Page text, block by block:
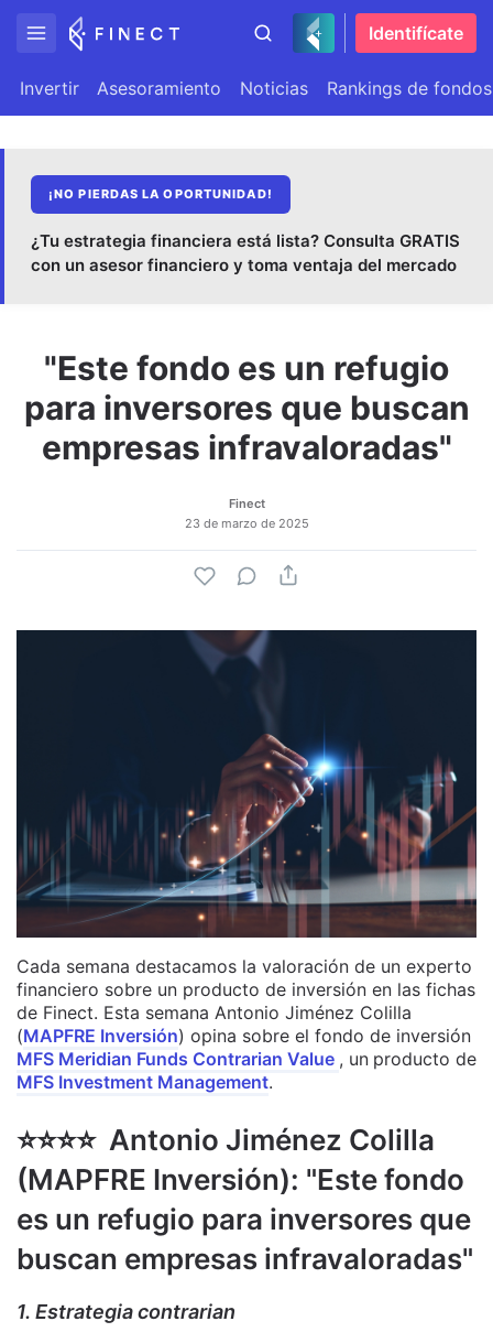
Identifícate
Invertir Asesoramiento Noticias Rankings de fondos
¡NO PIERDAS LA OPORTUNIDAD!
¿Tu estrategia financiera está lista? Consulta GRATIS
con un asesor financiero y toma ventaja del mercado
"Este fondo es un refugio
para inversores que buscan
empresas infravaloradas"
Finect
23 de marzo de 2025
Cada semana destacamos la valoración de un experto
financiero sobre un producto de inversión en las fichas
de Finect. Esta semana Antonio Jiménez Colilla
(MAPFRE Inversión) opina sobre el fondo de inversión
MFS Meridian Funds Contrarian Value , un producto de
MFS Investment Management.
⭐️⭐️⭐️⭐️ Antonio Jiménez Colilla
(MAPFRE Inversión): "Este fondo
es un refugio para inversores que
buscan empresas infravaloradas"
1. Estrategia contrarian